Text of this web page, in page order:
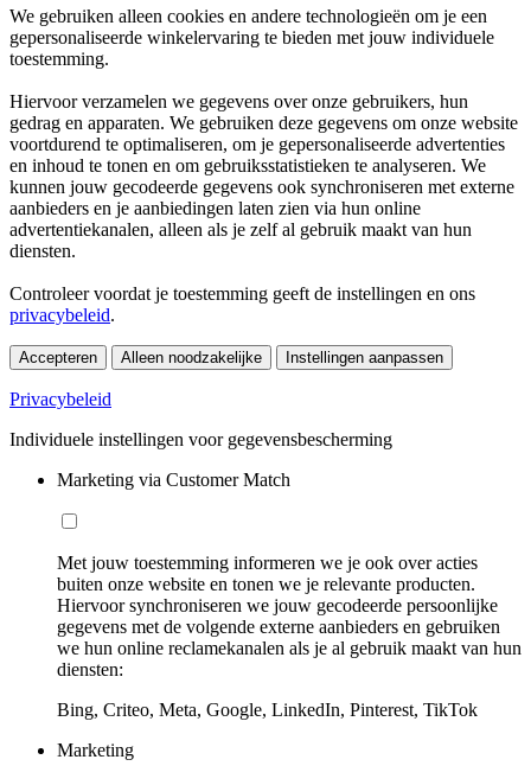
We gebruiken alleen cookies en andere technologieën om je een
gepersonaliseerde winkelervaring te bieden met jouw individuele
toestemming.
Hiervoor verzamelen we gegevens over onze gebruikers, hun
gedrag en apparaten. We gebruiken deze gegevens om onze website
voortdurend te optimaliseren, om je gepersonaliseerde advertenties
en inhoud te tonen en om gebruiksstatistieken te analyseren. We
kunnen jouw gecodeerde gegevens ook synchroniseren met externe
aanbieders en je aanbiedingen laten zien via hun online
advertentiekanalen, alleen als je zelf al gebruik maakt van hun
diensten.
Controleer voordat je toestemming geeft de instellingen en ons
privacybeleid.
Accepteren Alleen noodzakelijke Instellingen aanpassen
Privacybeleid
Individuele instellingen voor gegevensbescherming
Marketing via Customer Match
Met jouw toestemming informeren we je ook over acties
buiten onze website en tonen we je relevante producten.
Hiervoor synchroniseren we jouw gecodeerde persoonlijke
gegevens met de volgende externe aanbieders en gebruiken
we hun online reclamekanalen als je al gebruik maakt van hun
diensten:
Bing, Criteo, Meta, Google, LinkedIn, Pinterest, TikTok
Marketing